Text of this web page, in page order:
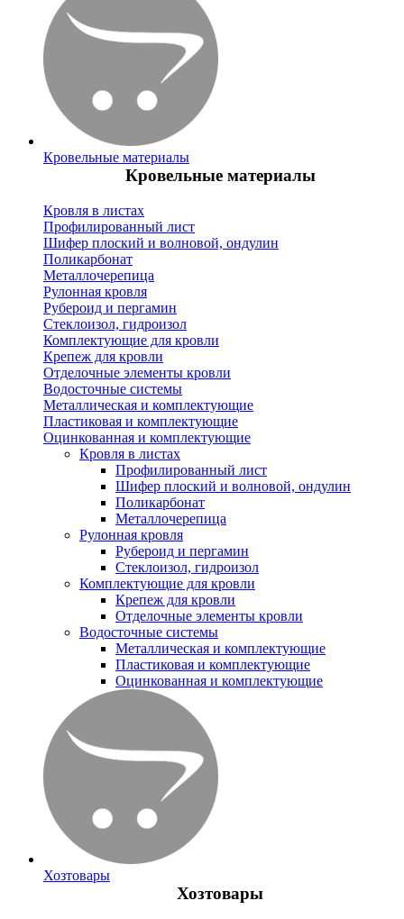
Кровельные материалы
Кровельные материалы
Кровля в листах
Профилированный лист
Шифер плоский и волновой, ондулин
Поликарбонат
Металлочерепица
Рулонная кровля
Рубероид и пергамин
Стеклоизол, гидроизол
Комплектующие для кровли
Крепеж для кровли
Отделочные элементы кровли
Водосточные системы
Металлическая и комплектующие
Пластиковая и комплектующие
Оцинкованная и комплектующие
Кровля в листах
Профилированный лист
Шифер плоский и волновой, ондулин
Поликарбонат
Металлочерепица
Рулонная кровля
Рубероид и пергамин
Стеклоизол, гидроизол
Комплектующие для кровли
Крепеж для кровли
Отделочные элементы кровли
Водосточные системы
Металлическая и комплектующие
Пластиковая и комплектующие
Оцинкованная и комплектующие
Хозтовары
Хозтовары